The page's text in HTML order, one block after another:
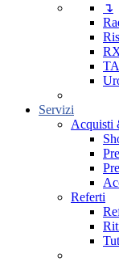
↴
Servizi
Acquisti
Referti